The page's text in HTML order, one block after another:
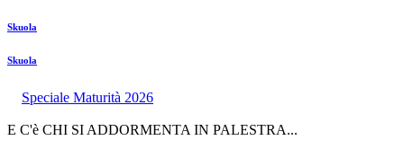
Skuola
Skuola
Speciale Maturità 2026
E C'è CHI SI ADDORMENTA IN PALESTRA...